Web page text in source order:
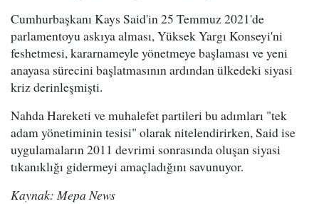
Cumhurbaşkanı Kays Said'in 25 Temmuz 2021'de
parlamentoyu askıya alması, Yüksek Yargı Konseyi'ni
feshetmesi, kararnameyle yönetmeye başlaması ve yeni
anayasa sürecini başlatmasının ardından ülkedeki siyasi
kriz derinleşmişti.
Nahda Hareketi ve muhalefet partileri bu adımları "tek
adam yönetiminin tesisi" olarak nitelendirirken, Said ise
uygulamaların 2011 devrimi sonrasında oluşan siyasi
tıkanıklığı gidermeyi amaçladığını savunuyor.
Kaynak: Mepa News